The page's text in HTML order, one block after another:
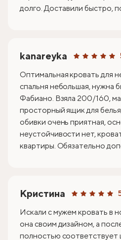
долго. Доставили быстро,
kanareyka
Оптимальная кровать для
спальня небольшая, нужна
Фабиано. Взяла 200/160,
просторный ящик для
обивки очень приятная,
неустойчивости нет,
квартиры. Обязательно
Кристина
Искали с мужем кровать в
она своим дизайном, а
полностью соответствует